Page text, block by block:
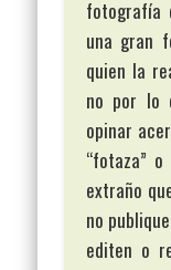
fotografía
una gran
quien la
no por lo
opinar
“fotaza”
extraño
no
editen o